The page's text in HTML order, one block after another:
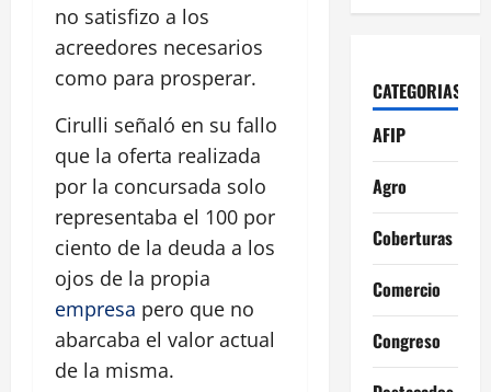
no satisfizo a los
acreedores necesarios
como para prosperar.
Cirulli señaló en su fallo
que la oferta realizada
por la concursada solo
representaba el 100 por
ciento de la deuda a los
ojos de la propia
empresa pero que no
abarcaba el valor actual
de la misma.
CATEGORIAS
AFIP
Agro
Coberturas
Comercio
Congreso